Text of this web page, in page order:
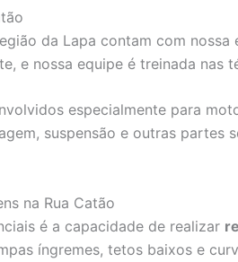
da Lapa contam com nossa
e nossa equipe é treinada nas
especialmente para
suspensão e outras partes
na Rua Catão
é a capacidade de realizar
íngremes, tetos baixos e